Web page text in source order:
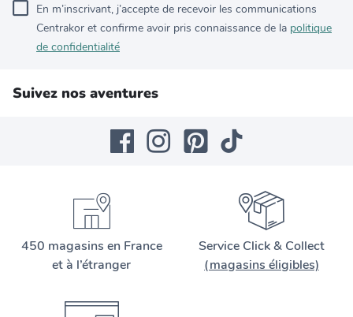
En m’inscrivant, j’accepte de recevoir les communications
Centrakor et confirme avoir pris connaissance de la politique
de confidentialité
Suivez nos aventures
450 magasins en France
et à l’étranger
Service Click & Collect
(magasins éligibles)